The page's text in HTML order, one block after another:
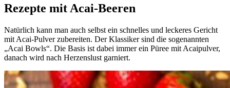
Rezepte mit Acai-Beeren
Natürlich kann man auch selbst ein schnelles und leckeres Gericht
mit Acai-Pulver zubereiten. Der Klassiker sind die sogenannten
„Acai Bowls“. Die Basis ist dabei immer ein Püree mit Acaipulver,
danach wird nach Herzenslust garniert.